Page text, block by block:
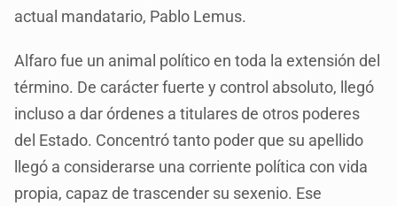
actual mandatario, Pablo Lemus.
Alfaro fue un animal político en toda la extensión del
término. De carácter fuerte y control absoluto, llegó
incluso a dar órdenes a titulares de otros poderes
del Estado. Concentró tanto poder que su apellido
llegó a considerarse una corriente política con vida
propia, capaz de trascender su sexenio. Ese